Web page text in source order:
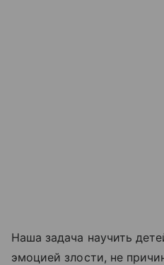
Наша задача научить
эмоцией злости, не